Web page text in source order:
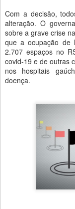
Com a decisão,
alteração. O
sobre a grave crise
que a ocupação de
2.707 espaços no
covid-19 e de outras
nos hospitais
doença.